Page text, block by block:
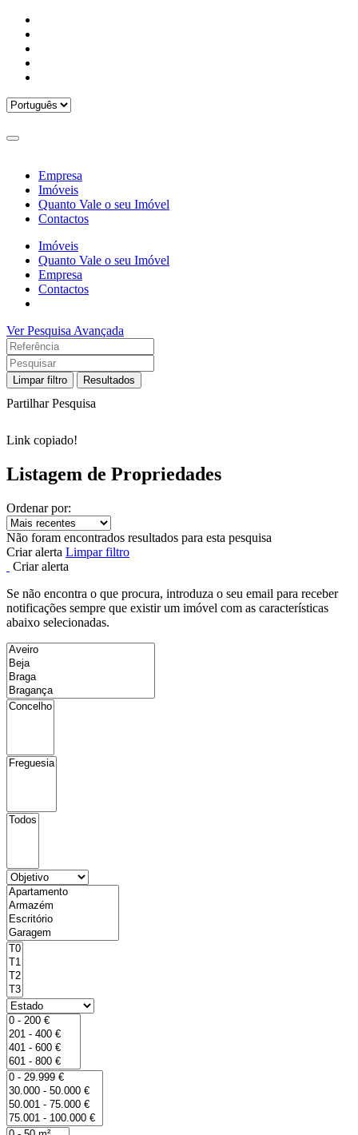
Empresa
Imóveis
Quanto Vale o seu Imóvel
Contactos
Imóveis
Quanto Vale o seu Imóvel
Empresa
Contactos
Ver Pesquisa Avançada
Limpar filtro Resultados
Partilhar Pesquisa
Link copiado!
Listagem de Propriedades
Ordenar por:
Não foram encontrados resultados para esta pesquisa
Criar alerta Limpar filtro
Criar alerta
Se não encontra o que procura, introduza o seu email para receber
notificações sempre que existir um imóvel com as características
abaixo selecionadas.